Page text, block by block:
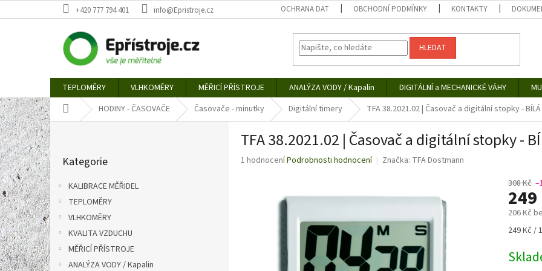
na
+420 777 794 401 info@Epristroje.cz OCHRANA DAT OBCHODNÍ PODMÍNKY KONTAKTY
HLEDAT
TEPLOMĚRY VLHKOMĚRY MĚŘICÍ PŘÍSTROJE ANALÝZA VODY / Kapalin DIGITÁLNÍ a MECHANICKÉ VÁHY
Domů HODINY - ČASOVAČE Časovače - minutky Digitální timery TFA 38.2021.02 | Časovač a digitální stopky - BÍLÁ
P
o
s
t
r
a
n
n
í
p
a
kategorie
Kategorie
KALIBRACE MĚŘIDEL
TEPLOMĚRY
VLHKOMĚRY
KVALITA VZDUCHU
MĚŘICÍ PŘÍSTROJE
ANALÝZA VODY / Kapalin
TFA 38.2021.02 | Časovač a digitální stopky -
Průměrné
1 hodnoceníPodrobnosti hodnocení Značka: TFA Dostmann
308 Kč
249
206 Kč
Měrná
249 Kč /